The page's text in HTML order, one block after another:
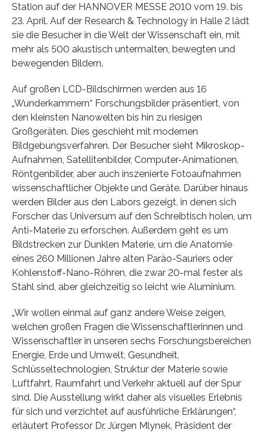
Station auf der HANNOVER MESSE 2010 vom 19. bis
23. April. Auf der Research & Technology in Halle 2 lädt
sie die Besucher in die Welt der Wissenschaft ein, mit
mehr als 500 akustisch untermalten, bewegten und
bewegenden Bildern.
Auf großen LCD-Bildschirmen werden aus 16
„Wunderkammern“ Forschungsbilder präsentiert, von
den kleinsten Nanowelten bis hin zu riesigen
Großgeräten. Dies geschieht mit modernen
Bildgebungsverfahren. Der Besucher sieht Mikroskop-
Aufnahmen, Satellitenbilder, Computer-Animationen,
Röntgenbilder, aber auch inszenierte Fotoaufnahmen
wissenschaftlicher Objekte und Geräte. Darüber hinaus
werden Bilder aus den Labors gezeigt, in denen sich
Forscher das Universum auf den Schreibtisch holen, um
Anti-Materie zu erforschen. Außerdem geht es um
Bildstrecken zur Dunklen Materie, um die Anatomie
eines 260 Millionen Jahre alten Paräo-Sauriers oder
Kohlenstoff-Nano-Röhren, die zwar 20-mal fester als
Stahl sind, aber gleichzeitig so leicht wie Aluminium.
„Wir wollen einmal auf ganz andere Weise zeigen,
welchen großen Fragen die Wissenschaftlerinnen und
Wissenschaftler in unseren sechs Forschungsbereichen
Energie, Erde und Umwelt, Gesundheit,
Schlüsseltechnologien, Struktur der Materie sowie
Luftfahrt, Raumfahrt und Verkehr aktuell auf der Spur
sind. Die Ausstellung wirkt daher als visuelles Erlebnis
für sich und verzichtet auf ausführliche Erklärungen“,
erläutert Professor Dr. Jürgen Mlynek, Präsident der